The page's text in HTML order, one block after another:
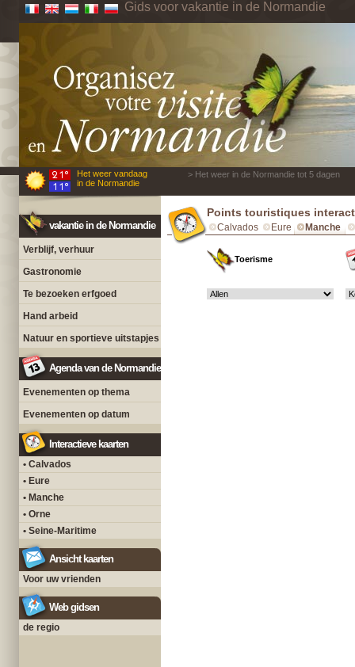
Gids voor vakantie in de Normandie
Het weer vandaag
in de Normandie
> Het weer in de Normandie tot 5 dagen
vakantie in de Normandie
Verblijf, verhuur
Gastronomie
Te bezoeken erfgoed
Hand arbeid
Natuur en sportieve uitstapjes
Agenda van de Normandie
Evenementen op thema
Evenementen op datum
Interactieve kaarten
• Calvados
• Eure
• Manche
• Orne
• Seine-Maritime
Ansicht kaarten
Voor uw vrienden
Web gidsen
de regio
Points touristiques
Calvados Eure Manche
Toerisme